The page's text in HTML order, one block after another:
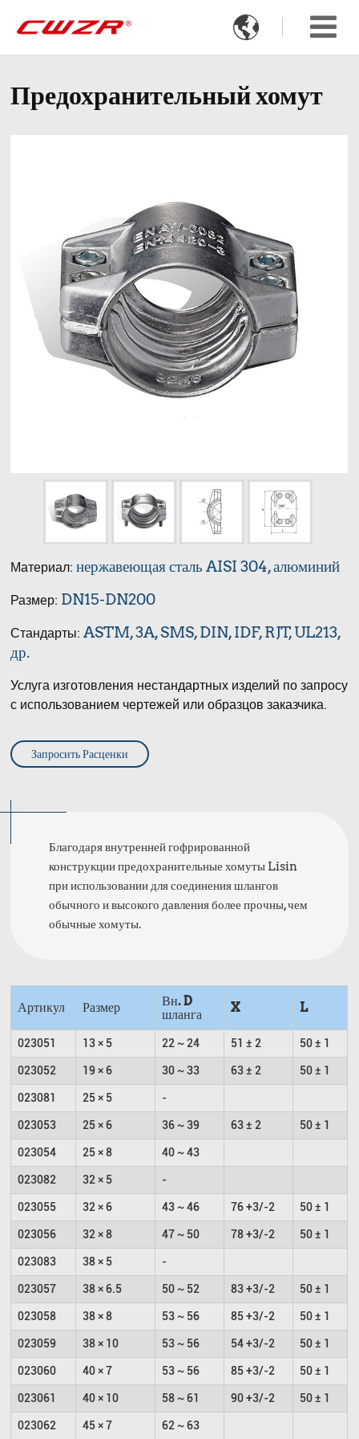

Предохранительный хомут
Материал:нержавеющая сталь AISI 304, алюминий
Размер: DN15-DN200
Стандарты:ASTM, 3A, SMS, DIN, IDF, RJT, UL213,
др.
Услуга изготовления нестандартных изделий по запросу
с использованием чертежей или образцов заказчика.
Запросить Расценки
Благодаря внутренней гофрированной
конструкции предохранительные хомуты Lisin
при использовании для соединения шлангов
обычного и высокого давления более прочны, чем
обычные хомуты.
Артикул Размер
Вн. D
шланга
X L
023051 13 × 5 22 ~ 24 51 ± 2
50 ± 1
023052
19 × 6 30 ~ 33 63 ± 2
50 ± 1
023081
25 × 5
-
023053
25 × 6 36 ~ 39 63 ± 2
50 ± 1
023054
25 × 8
40 ~ 43
023082
32 × 5
-
023055
32 × 6 43 ~ 46 76 +3/-2
50 ± 1
023056
32 × 8 47 ~ 50 78 +3/-2
50 ± 1
023083
38 × 5
-
023057
38 × 6.5 50 ~ 52 83 +3/-2
50 ± 1
023058
38 × 8 53 ~ 56 85 +3/-2
50 ± 1
023059
38 × 10 53 ~ 56 54 +3/-2
50 ± 1
023060
40 × 7 53 ~ 56 85 +3/-2
50 ± 1
023061
40 × 10 58 ~ 61 90 +3/-2
50 ± 1
023062
45 × 7 62 ~ 63